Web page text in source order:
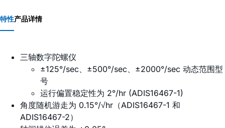
特性产品详情
三轴数字陀螺仪
±125°/sec、±500°/sec、±2000°/sec 动态范围型
号
运行偏置稳定性为 2°/hr (ADIS16467-1)
角度随机游走为 0.15°/√hr（ADIS16467-1 和
ADIS16467-2）